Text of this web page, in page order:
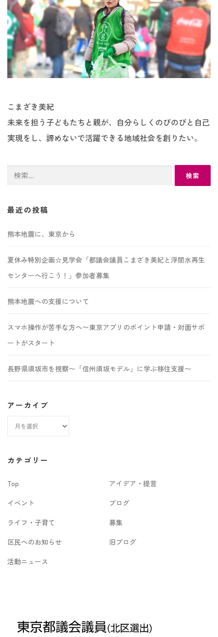
こまざき美紀
未来を担う子どもたちと親が、自分らしくのびのびと自己
実現をし、諦めないで活躍できる地域社会を創りたい。
検
最近の投稿
熊本地震に、東京から
夏休み特別企画☆見学会「都議会議員こまざき美紀と浮間水再生
センターへ行こう！」参加者募集
熊本地震への支援について
スマホ操作が苦手な方へ〜東京アプリのポイント申請・対面サポ
ートがスタート
長野県須坂市を視察〜「信州須坂モデル」に学ぶ移住支援〜
アーカイブ
カ
ブ
カテゴリー
Top
アイデア・提言
イベント
ブログ
ライフ・子育て
募集
区民へのお知らせ
旧ブログ
活動ニュース